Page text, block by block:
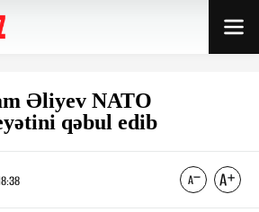
Əliyev NATO
qəbul edib